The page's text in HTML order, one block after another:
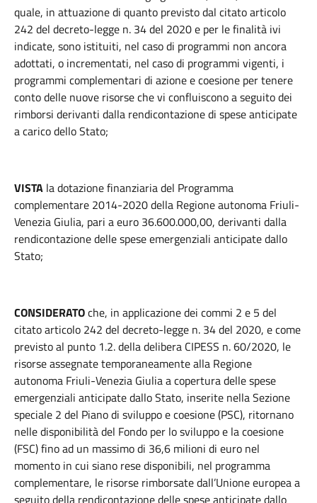
quale, in attuazione di quanto previsto dal citato articolo
242 del decreto-legge n. 34 del 2020 e per le finalità ivi
indicate, sono istituiti, nel caso di programmi non ancora
adottati, o incrementati, nel caso di programmi vigenti, i
programmi complementari di azione e coesione per tenere
conto delle nuove risorse che vi confluiscono a seguito dei
rimborsi derivanti dalla rendicontazione di spese anticipate
a carico dello Stato;
VISTA la dotazione finanziaria del Programma
complementare 2014-2020 della Regione autonoma Friuli-
Venezia Giulia, pari a euro 36.600.000,00, derivanti dalla
rendicontazione delle spese emergenziali anticipate dallo
Stato;
CONSIDERATOche, in applicazione dei commi 2 e 5 del
citato articolo 242 del decreto-legge n. 34 del 2020, e come
previsto al punto 1.2. della delibera CIPESS n. 60/2020, le
risorse assegnate temporaneamente alla Regione
autonoma Friuli-Venezia Giulia a copertura delle spese
emergenziali anticipate dallo Stato, inserite nella Sezione
speciale 2 del Piano di sviluppo e coesione (PSC), ritornano
nelle disponibilità del Fondo per lo sviluppo e la coesione
(FSC) fino ad un massimo di 36,6 milioni di euro nel
momento in cui siano rese disponibili, nel programma
complementare, le risorse rimborsate dall’Unione europea a
seguito della rendicontazione delle spese anticipate dallo